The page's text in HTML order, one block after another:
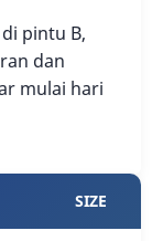
pintu B,
dan
mulai hari
SIZE